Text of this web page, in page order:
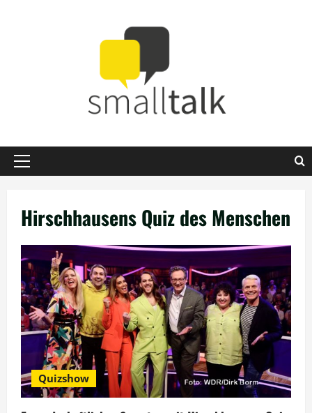
Primäres
Hirschhausens Quiz des Menschen
Quizshow